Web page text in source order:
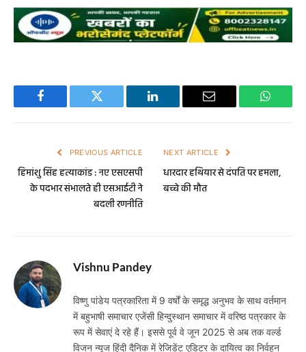
Facebook Twitter LinkedIn Email
PREVIOUS ARTICLE
हिमांशु सिंह हत्याकांड : नए एसएसपी
के पदभार संभालते ही एसआईटी ने
बदली रणनीति
NEXT ARTICLE
धारदार हथियार से दंपति पर हमला,
बच्चे की मौत
Vishnu Pandey
विष्णु पांडेय पत्रकारिता में 9 वर्षों के समृद्ध अनुभव के साथ वर्तमान
में बहुभाषी समाचार एजेंसी हिन्दुस्थान समाचार में वरिष्ठ पत्रकार के
रूप में सेवाएं दे रहे हैं। इससे पूर्व वे जून 2025 से अब तक वर्ल्ड
विजन न्यूज हिंदी दैनिक में रेजिडेंट एडिटर के दायित्व का निर्वहन